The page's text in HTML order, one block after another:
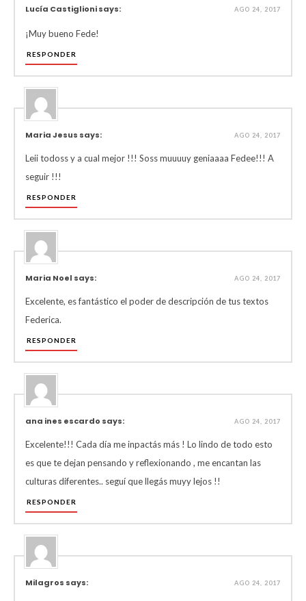
Lucía Castiglioni says: AGO 24, 2017
¡Muy bueno Fede!
RESPONDER
Maria Jesus says: AGO 24, 2017
Leii todoss y a cual mejor !!! Soss muuuuy geniaaaa Fedee!!! A
seguir !!!
RESPONDER
Maria Noel says: AGO 24, 2017
Excelente, es fantástico el poder de descripción de tus textos
Federica.
RESPONDER
ana ines escardo says: AGO 24, 2017
Excelente!!! Cada día me inpactás más ! Lo lindo de todo esto
es que te dejan pensando y reflexionando , me encantan las
culturas diferentes.. seguí que llegás muyy lejos !!
RESPONDER
Milagros says: AGO 24, 2017